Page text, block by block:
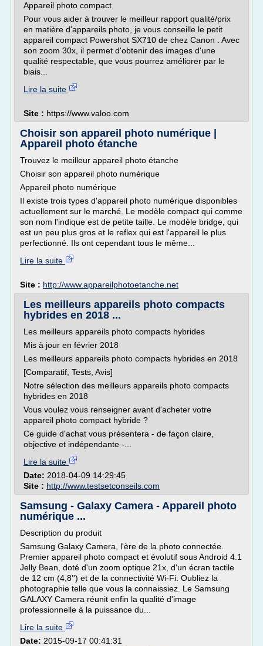
Appareil photo compact
Pour vous aider à trouver le meilleur rapport qualité/prix
en matière d'appareils photo, je vous conseille le petit
appareil compact Powershot SX710 de chez Canon . Avec
son zoom 30x, il permet d'obtenir des images d'une
qualité respectable, que vous pourrez améliorer par le
biais...
Lire la suite
Site : https://www.valoo.com
Choisir son appareil photo numérique |
Appareil photo étanche
Trouvez le meilleur appareil photo étanche
Choisir son appareil photo numérique
Appareil photo numérique
Il existe trois types d'appareil photo numérique disponibles
actuellement sur le marché. Le modèle compact qui comme
son nom l'indique est de petite taille. Le modèle bridge, qui
est un peu plus gros et le reflex qui est l'appareil le plus
perfectionné. Ils ont cependant tous le même...
Lire la suite
Site : http://www.appareilphotoetanche.net
Les meilleurs appareils photo compacts
hybrides en 2018 ...
Les meilleurs appareils photo compacts hybrides
Mis à jour en février 2018
Les meilleurs appareils photo compacts hybrides en 2018
[Comparatif, Tests, Avis]
Notre sélection des meilleurs appareils photo compacts
hybrides en 2018
Vous voulez vous renseigner avant d'acheter votre
appareil photo compact hybride ?
Ce guide d'achat vous présentera - de façon claire,
objective et indépendante -...
Lire la suite
Date: 2018-04-09 14:29:45
Site : http://www.testsetconseils.com
Samsung - Galaxy Camera - Appareil photo
numérique ...
Description du produit
Samsung Galaxy Camera, l'ère de la photo connectée.
Premier appareil photo compact et évolutif sous Android 4.1
Jelly Bean, doté d'un zoom optique 21x, d'un écran tactile
de 12 cm (4,8'') et de la connectivité Wi-Fi. Oubliez la
photographie telle que vous la connaissiez. Le Samsung
GALAXY Camera réunit enfin la qualité d'image
professionnelle à la puissance du...
Lire la suite
Date: 2015-09-17 00:41:31